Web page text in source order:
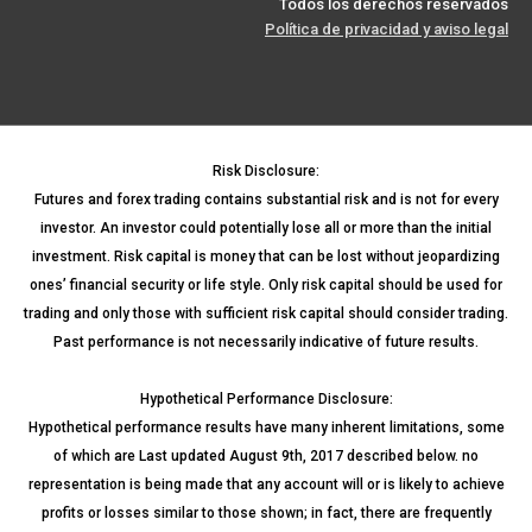
Todos los derechos reservados
Política de privacidad y aviso legal
Risk Disclosure:
Futures and forex trading contains substantial risk and is not for every
investor. An investor could potentially lose all or more than the initial
investment. Risk capital is money that can be lost without jeopardizing
ones’ financial security or life style. Only risk capital should be used for
trading and only those with sufficient risk capital should consider trading.
Past performance is not necessarily indicative of future results.
Hypothetical Performance Disclosure:
Hypothetical performance results have many inherent limitations, some
of which are Last updated August 9th, 2017 described below. no
representation is being made that any account will or is likely to achieve
profits or losses similar to those shown; in fact, there are frequently